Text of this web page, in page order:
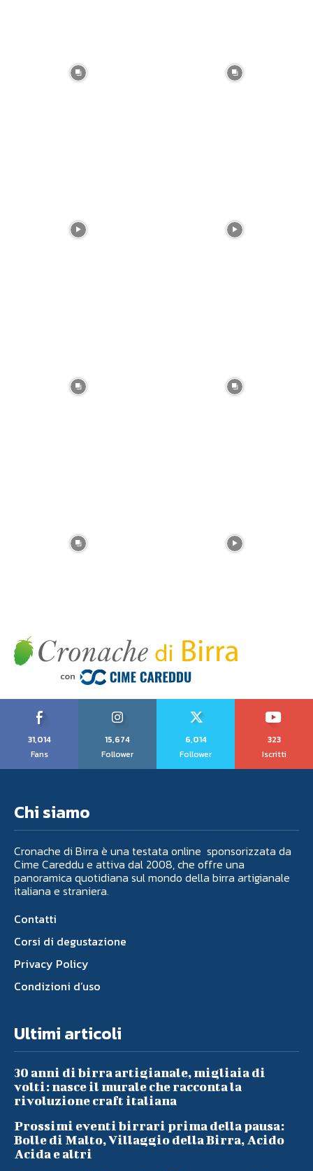
31,014
Fans
15,674
Follower
6,014
Follower
323
Iscritti
Chi siamo
Cronache di Birra è una testata online sponsorizzata da
Cime Careddu e attiva dal 2008, che offre una
panoramica quotidiana sul mondo della birra artigianale
italiana e straniera.
Contatti
Corsi di degustazione
Privacy Policy
Condizioni d’uso
Ultimi articoli
30 anni di birra artigianale, migliaia di
volti: nasce il murale che racconta la
rivoluzione craft italiana
Prossimi eventi birrari prima della pausa:
Bolle di Malto, Villaggio della Birra, Acido
Acida e altri